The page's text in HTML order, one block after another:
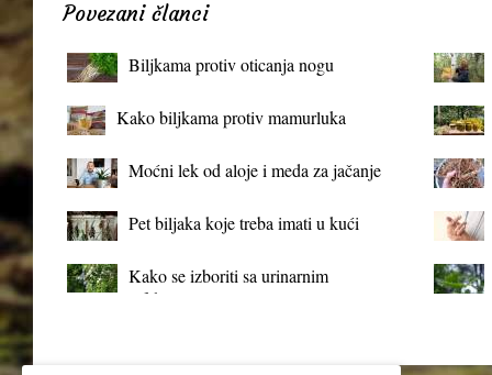
Povezani članci
Biljkama protiv oticanja nogu
Kako biljkama protiv mamurluka
Moćni lek od aloje i meda za jačanje
Pet biljaka koje treba imati u kući
Kako se izboriti sa urinarnim
infekcijama?